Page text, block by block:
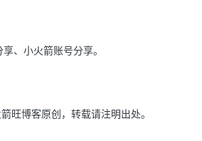
、小火箭账号分享。
旺博客原创，转载请注明出处。